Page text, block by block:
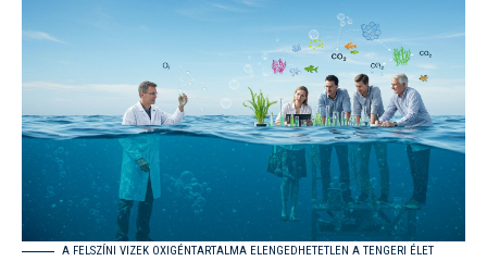
A FELSZÍNI VIZEK OXIGÉNTARTALMA ELENGEDHETETLEN A TENGERI ÉLET